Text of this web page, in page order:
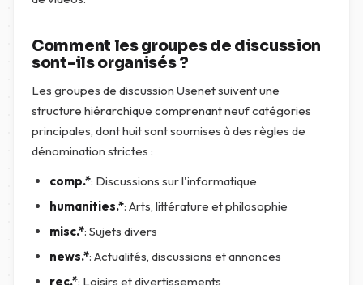
Comment les groupes de discussion
sont-ils organisés ?
Les groupes de discussion Usenet suivent une
structure hiérarchique comprenant neuf catégories
principales, dont huit sont soumises à des règles de
dénomination strictes :
comp.*: Discussions sur l'informatique
humanities.*: Arts, littérature et philosophie
misc.*: Sujets divers
news.*: Actualités, discussions et annonces
rec.*: Loisirs et divertissements